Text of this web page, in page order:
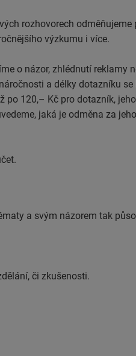
rozhovorech
výzkumu i více.
o názor, zhlédnutí reklamy
a délky dotazníku
120,– Kč pro dotazník,
jaká je odměna za
a svým názorem tak
či zkušenosti.